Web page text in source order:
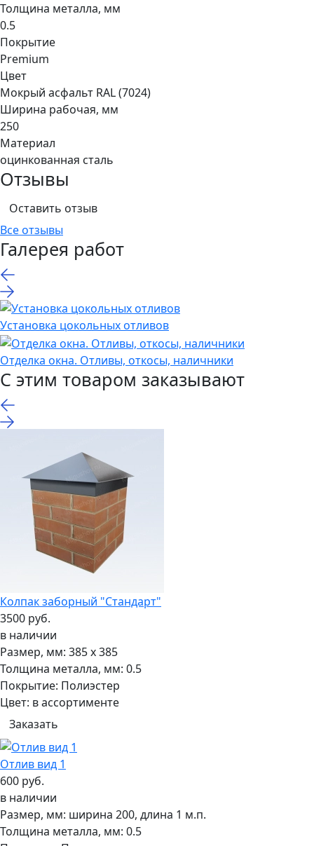
Толщина металла, мм
0.5
Покрытие
Premium
Цвет
Мокрый асфальт RAL (7024)
Ширина рабочая, мм
250
Материал
оцинкованная сталь
Отзывы
Оставить отзыв
Все отзывы
Галерея работ
Установка цокольных отливов
Отделка окна. Отливы, откосы, наличники
С этим товаром заказывают
Колпак заборный "Стандарт"
3500 руб.
в наличии
Размер, мм: 385 x 385
Толщина металла, мм: 0.5
Покрытие: Полиэстер
Цвет: в ассортименте
Заказать
Отлив вид 1
600 руб.
в наличии
Размер, мм: ширина 200, длина 1 м.п.
Толщина металла, мм: 0.5